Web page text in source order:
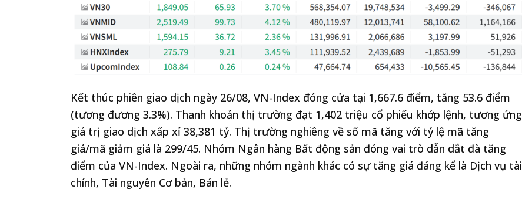
Kết thúc phiên giao dịch ngày 26/08, VN-Index đóng cửa tại 1,667.6 điểm, tăng 53.6 điểm
(tương đương 3.3%). Thanh khoản thị trường đạt 1,402 triệu cổ phiếu khớp lệnh, tương ứng
giá trị giao dịch xấp xỉ 38,381 tỷ. Thị trường nghiêng về số mã tăng với tỷ lệ mã tăng
giá/mã giảm giá là 299/45. Nhóm Ngân hàng Bất động sản đóng vai trò dẫn dắt đà tăng
điểm của VN-Index. Ngoài ra, những nhóm ngành khác có sự tăng giá đáng kể là Dịch vụ tài
chính, Tài nguyên Cơ bản, Bán lẻ.